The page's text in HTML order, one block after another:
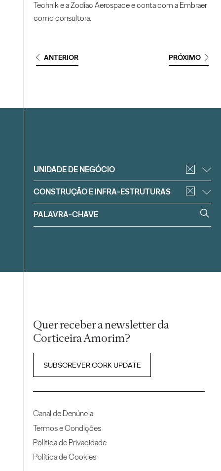
Technik e a Zodiac Aerospace e conta com a Embraer
como consultora.
ANTERIOR PRÓXIMO
Filtrar
UNIDADE DE NEGÓCIO
CONSTRUÇÃO E INFRA-ESTRUTURAS
Quer receber a newsletter da
Corticeira Amorim?
SUBSCREVER CORK UPDATE
Canal de Denúncia
Termos e Condições
Política de Privacidade
Política de Cookies